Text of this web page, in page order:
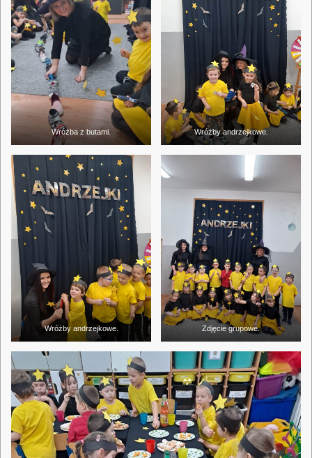
Wróżba z butami. Wróżby andrzejkowe.
Wróżby andrzejkowe. Zdjęcie grupowe.